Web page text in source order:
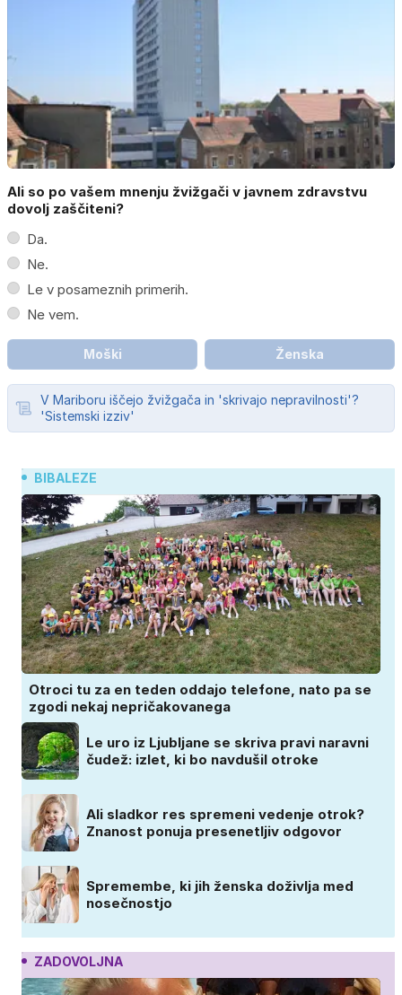
Ali so po vašem mnenju žvižgači v javnem zdravstvu
dovolj zaščiteni?
Da.
Ne.
Le v posameznih primerih.
Ne vem.
Moški Ženska
V Mariboru iščejo žvižgača in 'skrivajo nepravilnosti'?
'Sistemski izziv'
BIBALEZE
Otroci tu za en teden oddajo telefone, nato pa se
zgodi nekaj nepričakovanega
Le uro iz Ljubljane se skriva pravi naravni
čudež: izlet, ki bo navdušil otroke
Ali sladkor res spremeni vedenje otrok?
Znanost ponuja presenetljiv odgovor
Spremembe, ki jih ženska doživlja med
nosečnostjo
ZADOVOLJNA